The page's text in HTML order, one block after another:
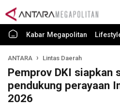
Kabar Megapolitan
ANTARA Lintas Daerah
Pemprov DKI siapkan
pendukung perayaan
2026